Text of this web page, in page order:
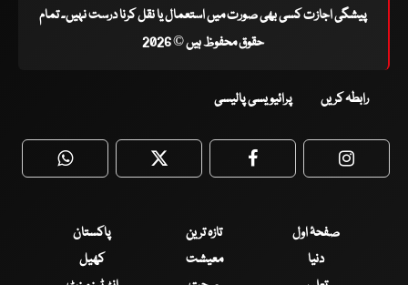
پیشگی اجازت کسی بھی صورت میں استعمال یا نقل کرنا درست نہیں۔ تمام
حقوق محفوظ ہیں © 2026
رابطہ کریں پرائیویسی پالیسی
WhatsApp Twitter Facebook
صفحۂ اول تازہ ترین
پاکستان
دنیا
معیشت
کھیل